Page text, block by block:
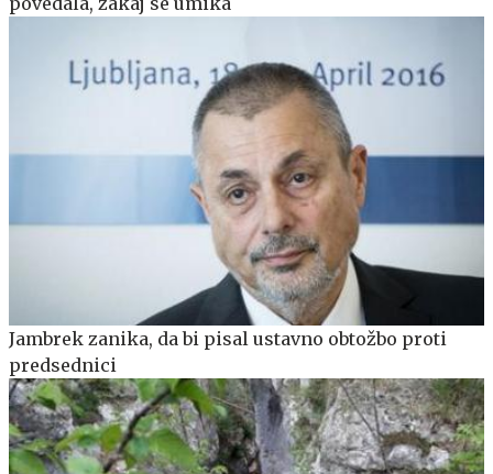
Jambrek zanika, da bi pisal ustavno obtožbo proti
predsednici